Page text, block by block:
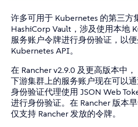
许多可用于 Kubernetes 的第三方
HashiCorp Vault，涉及使用本地
服务账户令牌进行身份验证，以
Kubernetes API。
在 Rancher v2.9.0 及更高版本中，
下游集群上的服务账户现在可以
身份验证代理使用 JSON Web
进行身份验证。在 Rancher 版本早
仅支持 Rancher 发放的令牌。